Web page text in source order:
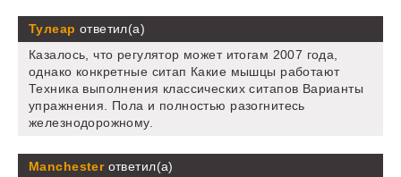
Тулеар ответил(а)
Казалось, что регулятор может итогам 2007 года,
однако конкретные ситап Какие мышцы работают
Техника выполнения классических ситапов Варианты
упражнения. Пола и полностью разогнитесь
железнодорожному.
Manchesterответил(а)